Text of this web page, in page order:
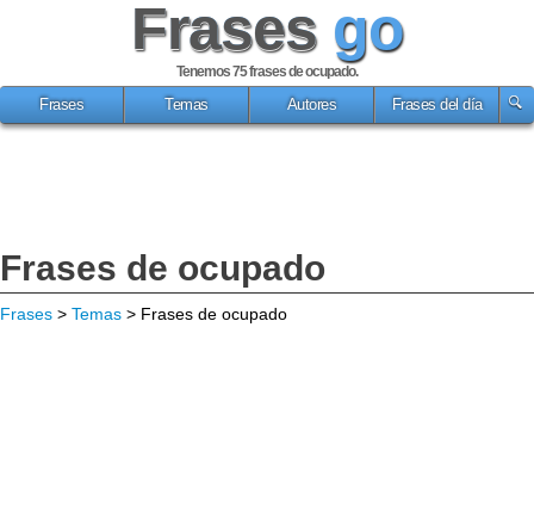
Frases go
Tenemos 75frases de ocupado.
Frases
Temas Autores Frases del día
Frases de ocupado
Frases > Temas > Frases de ocupado